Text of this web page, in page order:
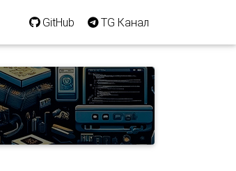
GitHub TG Канал